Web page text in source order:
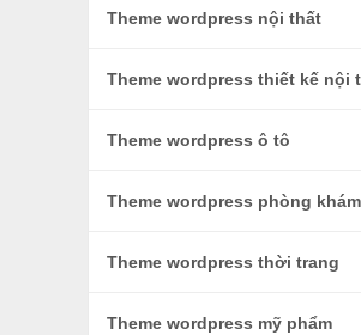
Theme wordpress nội thất
Theme wordpress thiết kế nội
Theme wordpress ô tô
Theme wordpress phòng
Theme wordpress thời trang
Theme wordpress mỹ phẩm